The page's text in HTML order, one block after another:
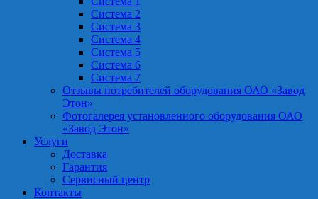
Система 2
Система 3
Система 4
Система 5
Система 6
Система 7
Отзывы потребителей оборудования ОАО «Завод
Этон»
Фотогалерея установленного оборудования ОАО
«Завод Этон»
Услуги
Доставка
Гарантия
Сервисный центр
Контакты